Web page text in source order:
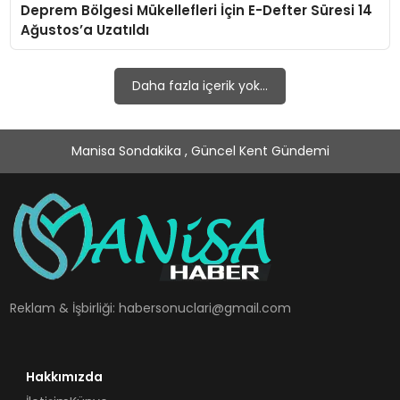
SPOR
Deprem Bölgesi Mükellefleri İçin E-Defter Süresi 14
Ağustos’a Uzatıldı
Daha fazla içerik yok...
Manisa Sondakika , Güncel Kent Gündemi
Reklam & İşbirliği:habersonuclari@gmail.com
Hakkımızda